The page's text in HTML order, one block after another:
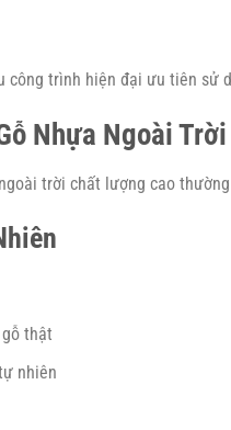
công trình hiện đại ưu tiên sử
Nhựa Ngoài Trời
trời chất lượng cao
thật
nhiên